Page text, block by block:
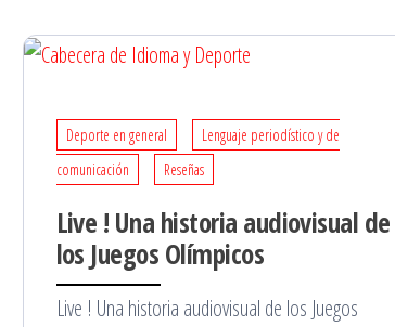
Deporte en general
Lenguaje periodístico y de
comunicación
Reseñas
Live ! Una historia audiovisual de
los Juegos Olímpicos
Live ! Una historia audiovisual de los Juegos